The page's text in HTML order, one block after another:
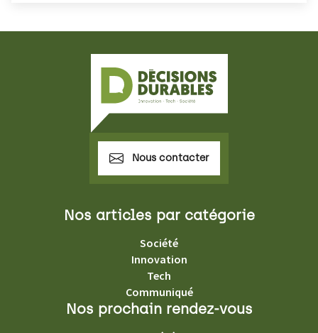
Nous contacter
Nos articles par catégorie
Société
Innovation
Tech
Communiqué
Nos prochain rendez-vous